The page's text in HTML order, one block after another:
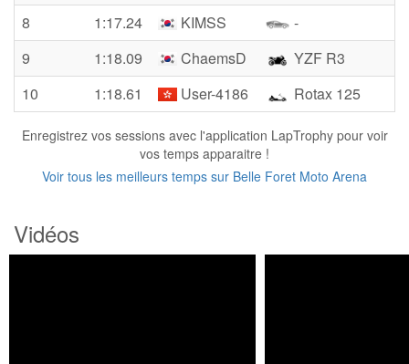
8
1:17.24 KIMSS
-
9
1:18.09 ChaemsD
YZF R3
10
1:18.61 User-4186 Rotax 125
Enregistrez vos sessions avec l'application LapTrophy pour voir
vos temps apparaitre !
Voir tous les meilleurs temps sur Belle Foret Moto Arena
Vidéos